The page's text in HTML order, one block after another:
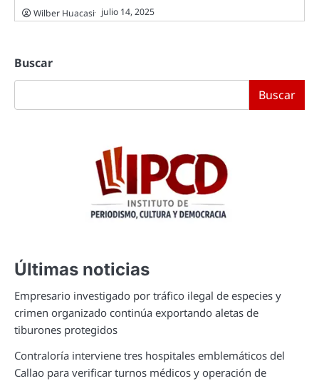
Wilber Huacasi julio 14, 2025
Buscar
Buscar
Últimas noticias
Empresario investigado por tráfico ilegal de especies y
crimen organizado continúa exportando aletas de
tiburones protegidos
Contraloría interviene tres hospitales emblemáticos del
Callao para verificar turnos médicos y operación de